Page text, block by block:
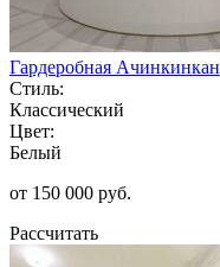
Гардеробная Ачинкинкан
Стиль:
Классический
Цвет:
Белый
от 150 000 руб.
Рассчитать